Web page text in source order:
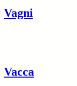
Vagni
Vacca